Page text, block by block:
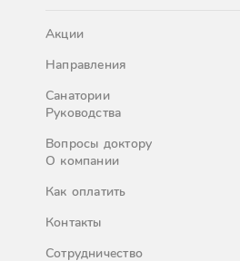
Акции
Направления
Санатории
Руководства
Вопросы доктору
О компании
Как оплатить
Контакты
Сотрудничество